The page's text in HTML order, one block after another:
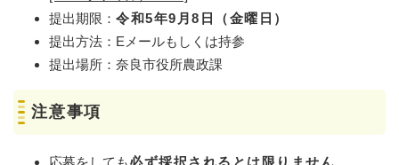
提出期限： 令和5年9月8日（金曜日）
提出方法：Eメールもしくは持参
提出場所：奈良市役所農政課
注意事項
応募をしても必ず採択されるとは限りません。